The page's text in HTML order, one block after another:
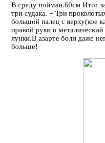
В среду пойман.60см Итог
три судака. = Три
большой палец с верху(кое
правой руки о металический
лунки.В азарте боли даже
больше!